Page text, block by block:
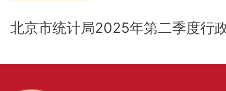
北京市统计局2025年第二季度行